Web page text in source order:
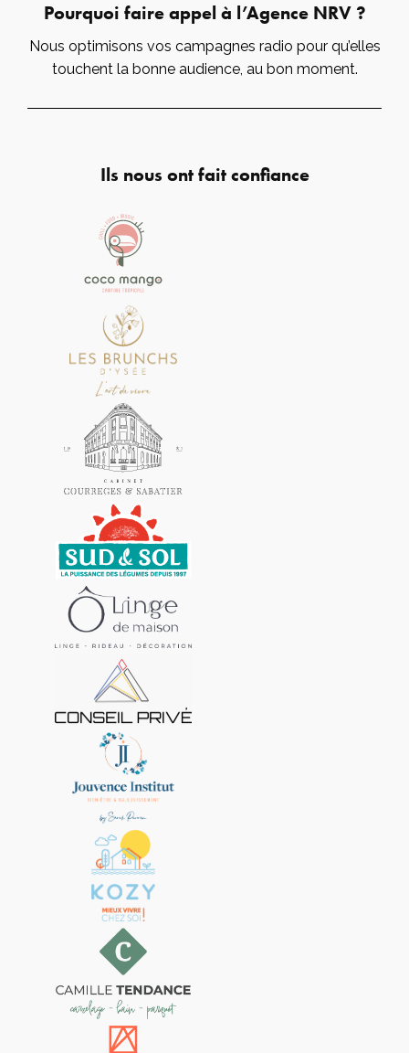
Pourquoi faire appel à l’Agence NRV ?
Nous optimisons vos campagnes radio pour qu’elles
touchent la bonne audience, au bon moment.
Ils nous ont fait confiance